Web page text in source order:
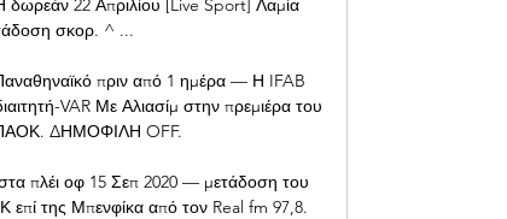
δωρεάν 22 Απριλίου [Live Sport] Λαμία
σκορ. ^ ...
πριν από 1 ημέρα — Η IFAB
VAR Με Αλιασίμ στην πρεμιέρα του
ΠΑΟΚ. ΔΗΜΟΦΙΛΗ OFF.
πλέι οφ 15 Σεπ 2020 — μετάδοση του
της Μπενφίκα από τον Real fm 97,8.